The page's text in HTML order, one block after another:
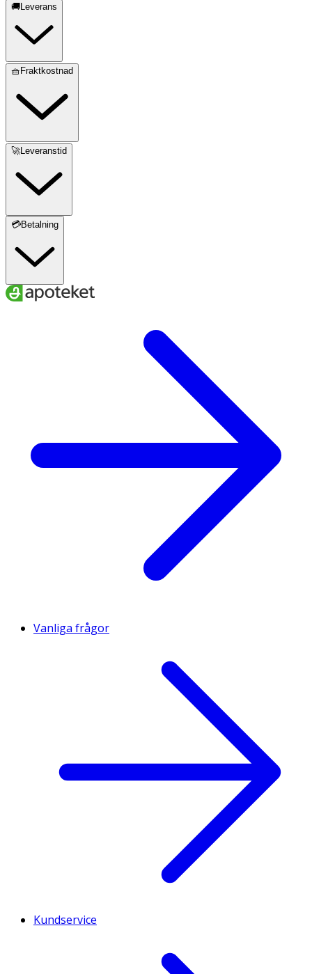
🚚Leverans
🧺Fraktkostnad
🚀Leveranstid
💳Betalning
Vanliga frågor
Kundservice